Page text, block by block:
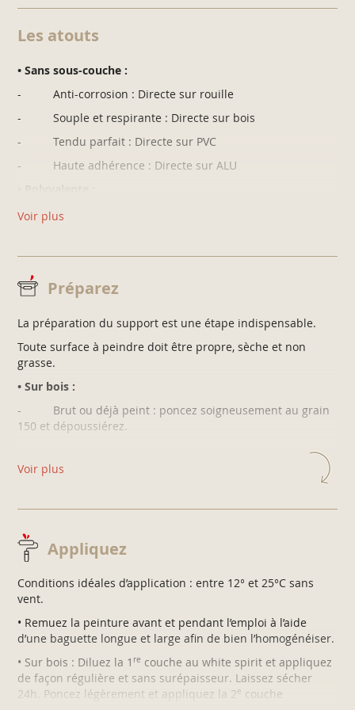
Les atouts
• Sans sous-couche :
- Anti-corrosion : Directe sur rouille
- Souple et respirante : Directe sur bois
- Tendu parfait : Directe sur PVC
- Haute adhérence : Directe sur ALU
- Très garnissante
- Haute adhérence
• Performante :
- Haute résistance aux intempéries et aux UV
Voir plus
Préparez
La préparation du support est une étape indispensable.
Toute surface à peindre doit être propre, sèche et non
grasse.
• Sur bois :
- Brut ou déjà peint : poncez soigneusement au grain
150 et dépoussiérez.
• Sur fer :
métallique et dépoussiérez.
- Déjà peint : poncez soigneusement au grain 150 et
dépoussiérez.
• Sur PVC-ALU-ZINC-GALVA-CUIVRE :
- Egrenez au grain 150 et lessivez impérativement et
soigneusement avec un nettoyant à base de soude (alcalin)
puis rincez.
Sur galva, laissez vieillir 6 mois avant mise en peinture.
Voir plus
Appliquez
Conditions idéales d’application : entre 12° et 25°C sans
vent.
• Remuez la peinture avant et pendant l’emploi à l’aide
d’une baguette longue et large afin de bien l’homogénéiser.
• Sur bois : Diluez la 1 re couche au white spirit et appliquez
de façon régulière et sans surépaisseur. Laissez sécher
24h. Poncez légèrement et appliquez la 2e couche